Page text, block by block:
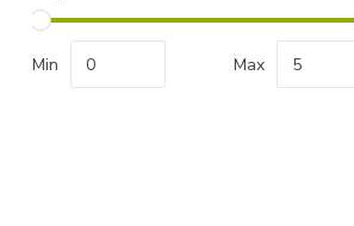
Min Max